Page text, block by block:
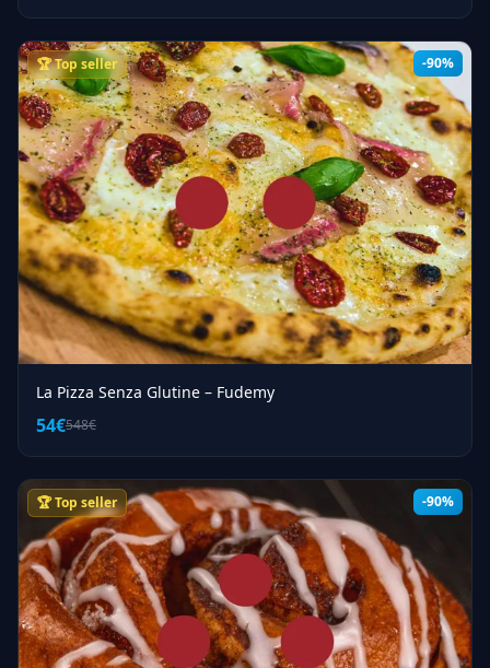
-90%
🏆 Top seller
La Pizza Senza Glutine – Fudemy
54€548€
-90%
🏆 Top seller